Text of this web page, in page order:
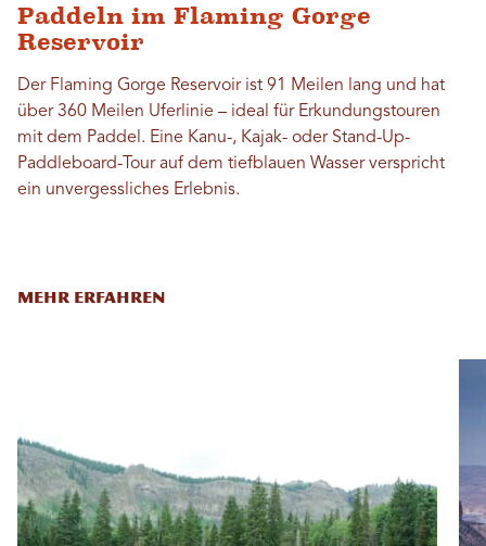
Paddeln im Flaming Gorge
Reservoir
Der Flaming Gorge Reservoir ist 91 Meilen lang und hat
über 360 Meilen Uferlinie – ideal für Erkundungstouren
mit dem Paddel. Eine Kanu-, Kajak- oder Stand-Up-
Paddleboard-Tour auf dem tiefblauen Wasser verspricht
ein unvergessliches Erlebnis.
MEHR ERFAHREN